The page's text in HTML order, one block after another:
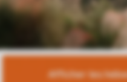
Afficher les